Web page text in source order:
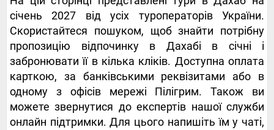
січень 2027 від усіх туроператорів України.
Скористайтеся пошуком, щоб знайти потрібну
пропозицію відпочинку в Дахабі в січні і
забронювати її в кілька кліків. Доступна оплата
карткою, за банківськими реквізитами або в
одному з офісів мережі Пілігрим. Також ви
можете звернутися до експертів нашої служби
онлайн підтримки. Для цього напишіть їм у чаті,